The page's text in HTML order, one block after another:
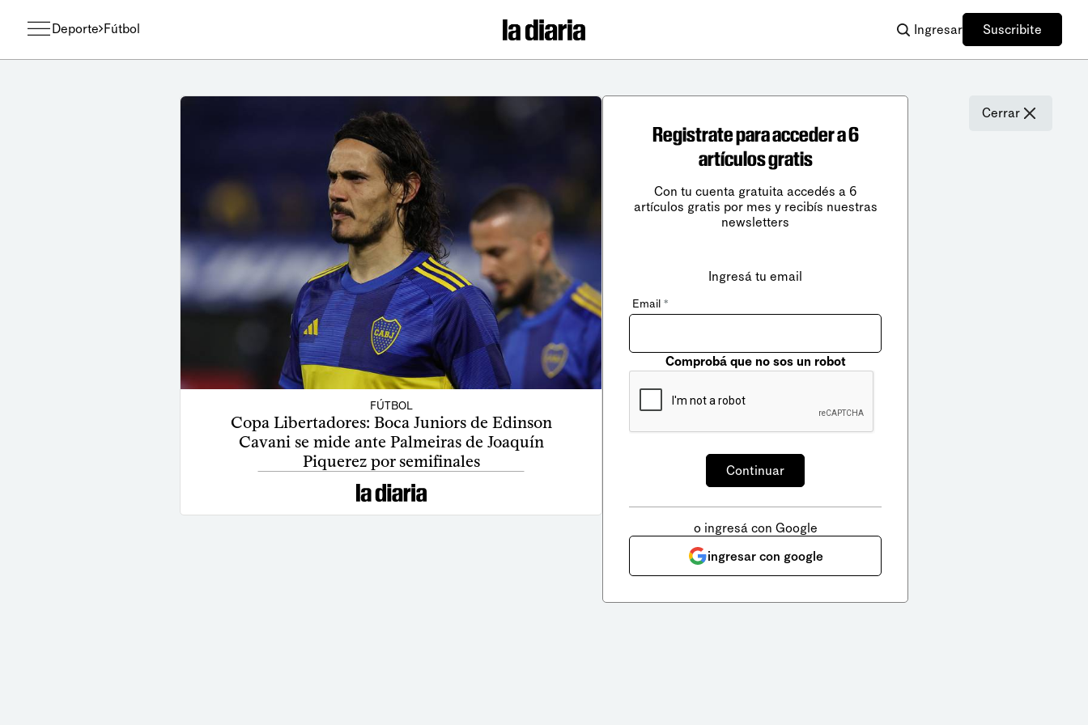
Deporte Fútbol Ingresar Suscribite
FÚTBOL
Copa Libertadores: Boca Juniors de Edinson
Cavani se mide ante Palmeiras de Joaquín
Piquerez por semifinales
Cerrar
Registrate para acceder a 6
artículos gratis
Con tu cuenta gratuita accedés a 6
artículos gratis por mes y recibís nuestras
newsletters
Ingresá tu email
Email *
Comprobá que no sos un robot
o ingresá con Google
ingresar con google